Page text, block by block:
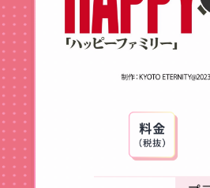
37,800
円